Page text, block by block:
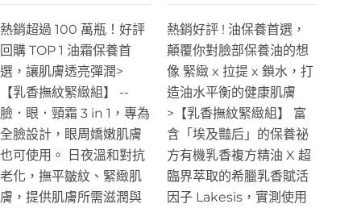
熱銷超過 100 萬瓶！好評
回購 TOP 1 油霜保養首
選，讓肌膚透亮彈潤>
【乳香撫紋緊緻組】
--
臉．眼．頸霜 3 in 1，專為
全臉設計，眼周嬌嫩肌膚
也可使用。 日夜溫和對抗
老化，撫平皺紋、緊緻肌
膚，提供肌膚所需滋潤與
熱銷好評 ! 油保養首選，
顛覆你對臉部保養油的想
像 緊緻 x 拉提 x 鎖水，打
造油水平衡的健康肌膚
>【乳香撫紋緊緻組】
富
含「埃及豔后」的保養祕
方有機乳香複方精油 X 超
臨界萃取的希臘乳香賦活
因子 Lakesis，實測使用